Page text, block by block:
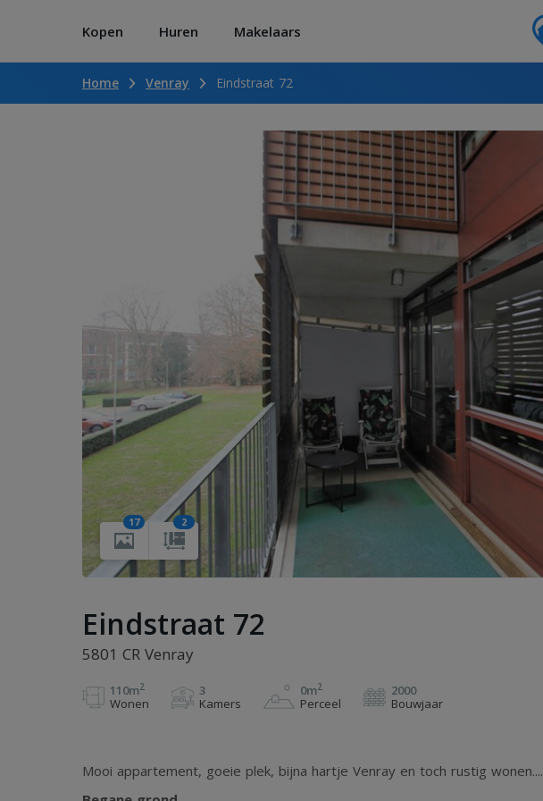
Kopen Huren Makelaars
Home Venray Eindstraat 72
17 2
Eindstraat 72
5801 CR Venray
110m2
Wonen
3
Kamers
0m2
Perceel
2000
Bouwjaar
Mooi appartement, goeie plek, bijna hartje Venray en toch rustig wonen....